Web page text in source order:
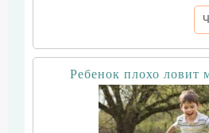
Ребенок плохо ловит